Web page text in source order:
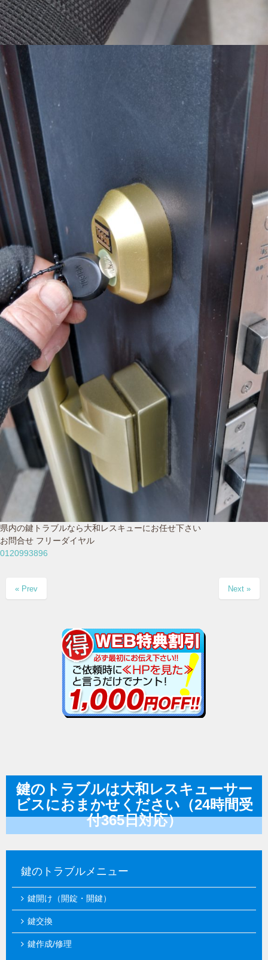
県内の鍵トラブルなら大和レスキューにお任せ下さい
お問合せ フリーダイヤル
0120993896
« Prev Next »
鍵のトラブルは大和レスキューサー
ビスにおまかせください（24時間受
付365日対応）
鍵のトラブルメニュー
鍵開け（開錠・開鍵）
鍵交換
鍵作成/修理